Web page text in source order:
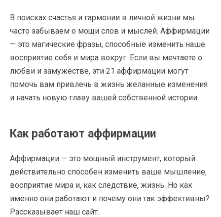
В поисках счастья и гармонии в личной жизни мы
часто забываем о мощи слов и мыслей. Аффирмации
— это магические фразы, способные изменить наше
восприятие себя и мира вокруг. Если вы мечтаете о
любви и замужестве, эти 21 аффирмации могут
помочь вам привлечь в жизнь желанные изменения
и начать новую главу вашей собственной истории.
Как работают аффирмации
Аффирмации — это мощный инструмент, который
действительно способен изменить ваше мышление,
восприятие мира и, как следствие, жизнь. Но как
именно они работают и почему они так эффективны?
Рассказывает наш сайт.